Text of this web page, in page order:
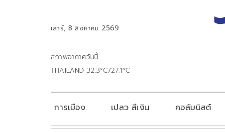
เสาร์, 8 สิงหาคม 2569
สภาพอากาศวันนี้
THAILAND 32.3°C/27.1°C
การเมือง เปลว สีเงิน คอลัมนิสต์